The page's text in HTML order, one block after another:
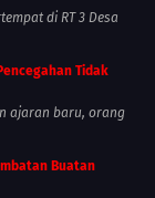
di RT 3 Desa
Tidak
ajaran baru, orang
Buatan